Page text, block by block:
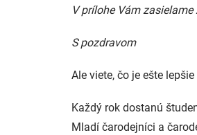
V prílohe Vám
S pozdravom
Ale viete, čo je ešte
Každý rok dostanú
Mladí čarodejníci a